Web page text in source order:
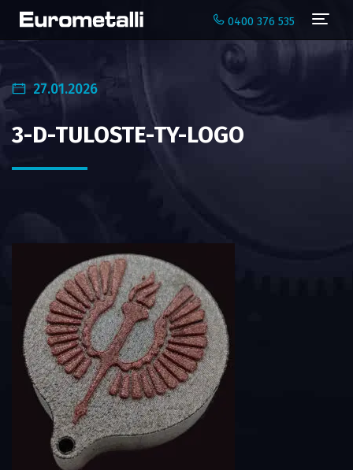
0400 376 535
27.01.2026
3-D-TULOSTE-TY-LOGO